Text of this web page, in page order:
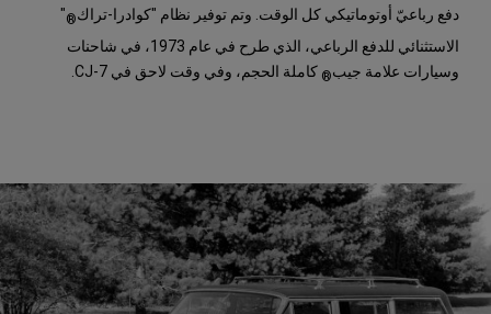
دفع رباعيّ أوتوماتيكي كل الوقت. وتم توفير نظام "كوادرا-تراك®
"
الاستثنائي للدفع الرباعي، الذي طرح في عام 1973، في شاحنات
وسيارات علامة جيب® كاملة الحجم، وفي وقت لاحق في CJ-7.